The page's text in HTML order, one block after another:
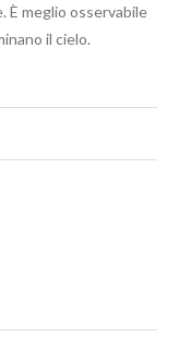
È meglio osservabile
il cielo.